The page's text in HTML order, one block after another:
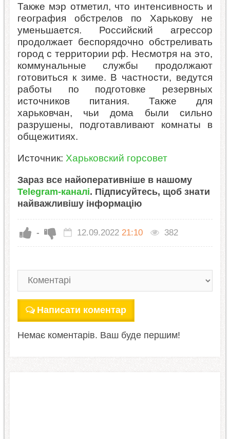
Также мэр отметил, что интенсивность и
география обстрелов по Харькову не
уменьшается. Российский агрессор
продолжает беспорядочно обстреливать
город с территории рф. Несмотря на это,
коммунальные службы продолжают
готовиться к зиме. В частности, ведутся
работы по подготовке резервных
источников питания. Также для
харьковчан, чьи дома были сильно
разрушены, подготавливают комнаты в
общежитиях.
Источник: Харьковский горсовет
Зараз все найоперативніше в нашому
Telegram-каналі. Підписуйтесь, щоб знати
найважливішу інформацію
- 12.09.2022 21:10 382
Написати коментар
Немає коментарів. Ваш буде першим!